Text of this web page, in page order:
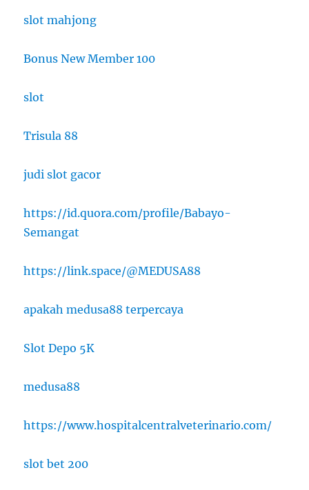
slot mahjong
Bonus New Member 100
slot
Trisula 88
judi slot gacor
https://id.quora.com/profile/Babayo-
Semangat
https://link.space/@MEDUSA88
apakah medusa88 terpercaya
Slot Depo 5K
medusa88
https://www.hospitalcentralveterinario.com/
slot bet 200